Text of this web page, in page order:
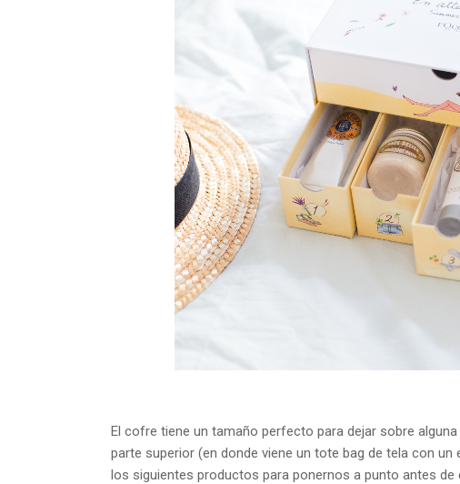
El cofre tiene un tamaño perfecto para dejar sobre
parte superior (en donde viene un tote bag de tela con
los siguientes productos para ponernos a punto antes de